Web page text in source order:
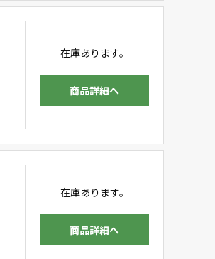
在庫あります。
商品詳細へ
在庫あります。
商品詳細へ